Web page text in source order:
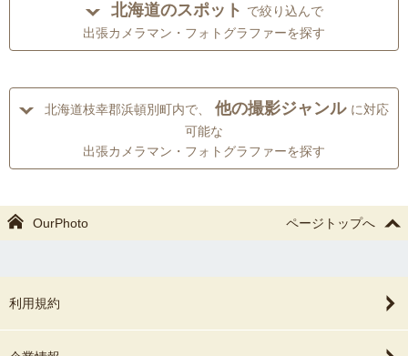
北海道のスポット で絞り込んで
出張カメラマン・フォトグラファーを探す
北海道枝幸郡浜頓別町内で、 他の撮影ジャンル に対応
可能な
出張カメラマン・フォトグラファーを探す
OurPhoto ページトップへ
利用規約